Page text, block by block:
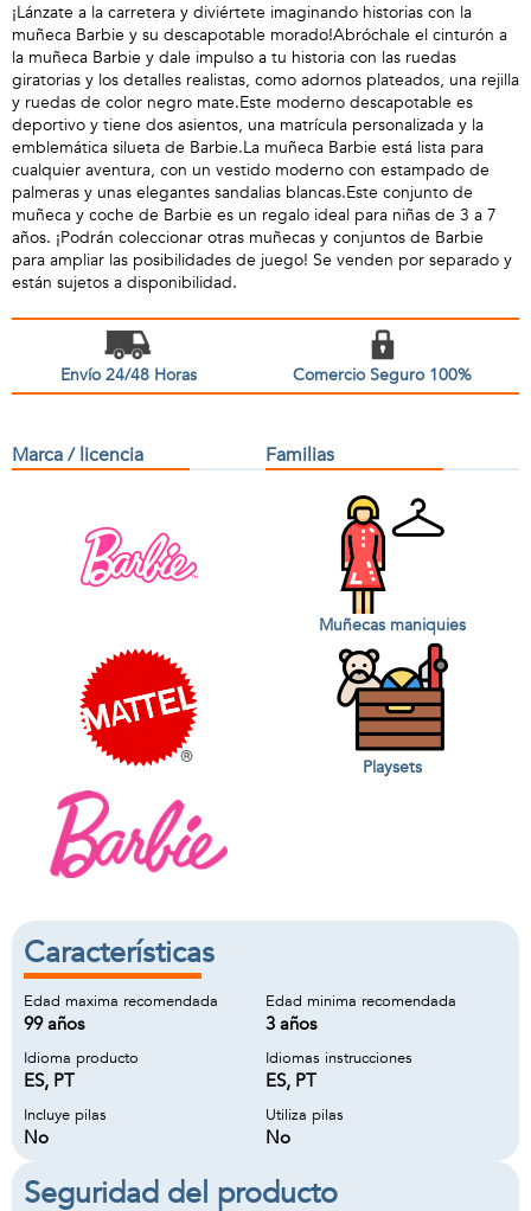
¡Lánzate a la carretera y diviértete imaginando historias con la
muñeca Barbie y su descapotable morado!Abróchale el cinturón a
la muñeca Barbie y dale impulso a tu historia con las ruedas
giratorias y los detalles realistas, como adornos plateados, una rejilla
y ruedas de color negro mate.Este moderno descapotable es
deportivo y tiene dos asientos, una matrícula personalizada y la
emblemática silueta de Barbie.La muñeca Barbie está lista para
cualquier aventura, con un vestido moderno con estampado de
palmeras y unas elegantes sandalias blancas.Este conjunto de
muñeca y coche de Barbie es un regalo ideal para niñas de 3 a 7
años. ¡Podrán coleccionar otras muñecas y conjuntos de Barbie
para ampliar las posibilidades de juego! Se venden por separado y
están sujetos a disponibilidad.
Envío 24/48 Horas Comercio Seguro 100%
Marca / licencia Familias
Muñecas maniquies
Playsets
Características
Edad maxima recomendada
99 años
Edad minima recomendada
3 años
Idioma producto
ES, PT
Idiomas instrucciones
ES, PT
Incluye pilas
No
Utiliza pilas
No
Seguridad del producto